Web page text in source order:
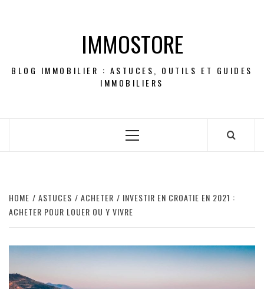
IMMOSTORE
BLOG IMMOBILIER : ASTUCES, OUTILS ET GUIDES
IMMOBILIERS
Primary
HOME ASTUCES ACHETER
INVESTIR EN CROATIE EN 2021 :
ACHETER POUR LOUER OU Y VIVRE